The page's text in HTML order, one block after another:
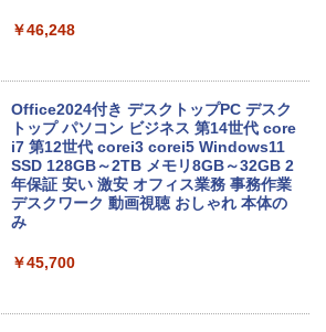
【★最大100%ポイント】【新生活応援・
2026】【Office 2019 H&B】【カメラ×F
HD】富士通 LIFEBOOK U939/第8世代 C
ore i5/メモリ:8GB/M.2 SSD:256GB/512
GB/1TB/Wi-fi/Bluetooth/13.3型/HDMI/U
SB-C/USB3.1/パソコン 中古PC 中古ノー
￥46,248
Office2024付き デスクトップPC デスク
トップ パソコン ビジネス 第14世代 core
i7 第12世代 corei3 corei5 Windows11
SSD 128GB～2TB メモリ8GB～32GB 2
年保証 安い 激安 オフィス業務 事務作業
デスクワーク 動画視聴 おしゃれ 本体の
み
￥45,700